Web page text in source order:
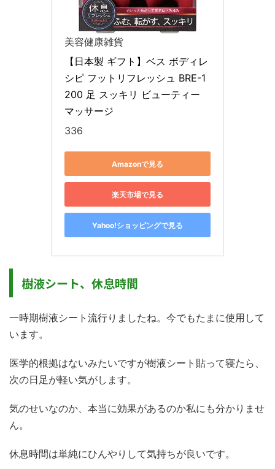
美容健康雑貨
【日本製 ギフト】ベス ボディレ
シピ フットリフレッシュ BRE-1
200 足 スッキリ ビューティー
マッサージ
336
Amazonで見る
楽天市場で見る
Yahoo!ショッピングで見る
樹液シート、休息時間
一時期樹液シート流行りましたね。今でもたまに使用して
います。
医学的根拠はないみたいですが樹液シート貼って寝たら、
次の日足が軽い気がします。
気のせいなのか、本当に効果があるのか私にも分かりませ
ん。
休息時間は単純にひんやりして気持ちが良いです。